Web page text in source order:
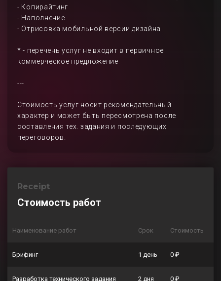
- Копирайтинг
- Наполнение
- Отрисовка мобильной версии дизайна
* - перечень услуг не входит в первичное
коммерческое предложение
---
Стоимость услуг носит рекомендательный
характер и может быть пересмотрена после
составления тех. задания и последующих
переговоров.
Receipt
Стоимость работ
Наименование работ Срок Стоимость
Брифинг 1 день 0 ₽
Разработка технического задания 2 дня 0 ₽